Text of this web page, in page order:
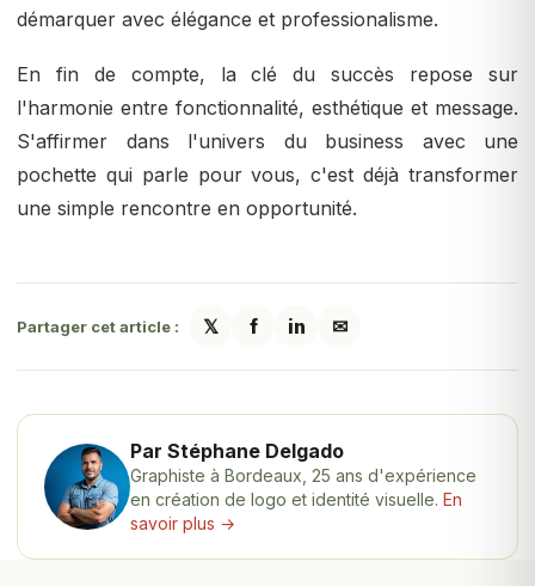
démarquer avec élégance et professionalisme.
En fin de compte, la clé du succès repose sur
l'harmonie entre fonctionnalité, esthétique et message.
S'affirmer dans l'univers du business avec une
pochette qui parle pour vous, c'est déjà transformer
une simple rencontre en opportunité.
Partager cet article : 𝕏 f in ✉
Par Stéphane Delgado
Graphiste à Bordeaux, 25 ans d'expérience
en création de logo et identité visuelle. En
savoir plus →